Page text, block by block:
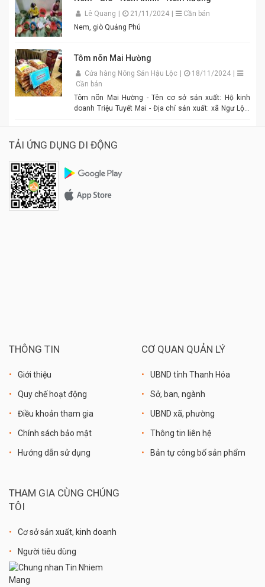
Lê Quang 21/11/2024
Cần bán
Nem, giò Quảng Phú
Tôm nõn Mai Hường
Cửa hàng Nông Sản Hậu Lộc 18/11/2024
Cần bán
Tôm nõn Mai Hường - Tên cơ sở sản xuất: Hộ kinh
doanh Triệu Tuyết Mai - Địa chỉ sản xuất: xã Ngư Lộc,
Giá: 600.000 đồng - 1.500.000 đồng/tùy size
TẢI ỨNG DỤNG DI ĐỘNG
THÔNG TIN
Giới thiệu
Quy chế hoạt động
Điều khoản tham gia
Chính sách bảo mật
Hướng dẫn sử dụng
CƠ QUAN QUẢN LÝ
UBND tỉnh Thanh Hóa
Sở, ban, ngành
UBND xã, phường
Thông tin liên hệ
Bản tự công bố sản phẩm
THAM GIA CÙNG CHÚNG
TÔI
Cơ sở sản xuất, kinh doanh
Người tiêu dùng